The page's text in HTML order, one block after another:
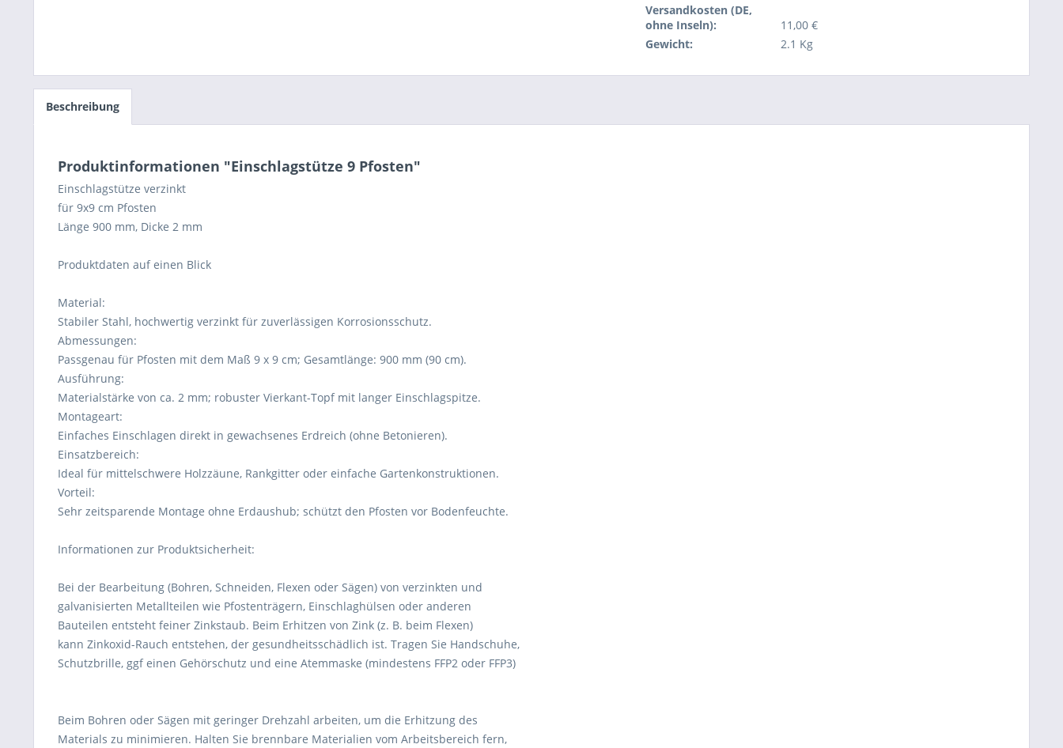
Versandkosten (DE,
ohne Inseln):
11,00 €
Gewicht:
2.1 Kg
Beschreibung
Produktinformationen "Einschlagstütze 9 Pfosten"
Einschlagstütze verzinkt
für 9x9 cm Pfosten
Länge 900 mm, Dicke 2 mm
Produktdaten auf einen Blick
Material:
Stabiler Stahl, hochwertig verzinkt für zuverlässigen Korrosionsschutz.
Abmessungen:
Passgenau für Pfosten mit dem Maß 9 x 9 cm; Gesamtlänge: 900 mm (90 cm).
Ausführung:
Materialstärke von ca. 2 mm; robuster Vierkant-Topf mit langer Einschlagspitze.
Montageart:
Einfaches Einschlagen direkt in gewachsenes Erdreich (ohne Betonieren).
Einsatzbereich:
Ideal für mittelschwere Holzzäune, Rankgitter oder einfache Gartenkonstruktionen.
Vorteil:
Sehr zeitsparende Montage ohne Erdaushub; schützt den Pfosten vor Bodenfeuchte.
Informationen zur Produktsicherheit:
Bei der Bearbeitung (Bohren, Schneiden, Flexen oder Sägen) von verzinkten und
galvanisierten Metallteilen wie Pfostenträgern, Einschlaghülsen oder anderen
Bauteilen entsteht feiner Zinkstaub. Beim Erhitzen von Zink (z. B. beim Flexen)
kann Zinkoxid-Rauch entstehen, der gesundheitsschädlich ist. Tragen Sie Handschuhe,
Schutzbrille, ggf einen Gehörschutz und eine Atemmaske (mindestens FFP2 oder FFP3)
Beim Bohren oder Sägen mit geringer Drehzahl arbeiten, um die Erhitzung des
Materials zu minimieren. Halten Sie brennbare Materialien vom Arbeitsbereich fern,